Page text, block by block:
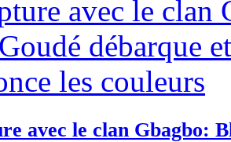
avec le clan Gbagbo: